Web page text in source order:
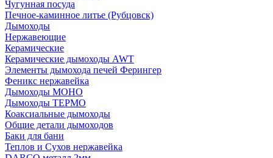
Чугунная посуда
Печное-каминное литье (Рубцовск)
Дымоходы
Нержавеющие
Керамические
Керамические дымоходы AWT
Элементы дымохода печей Ферингер
Феникс нержавейка
Дымоходы МОНО
Дымоходы ТЕРМО
Коаксиальные дымоходы
Общие детали дымоходов
Баки для бани
Теплов и Сухов нержавейка